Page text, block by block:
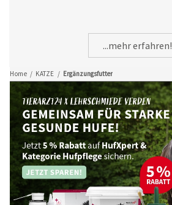
Home / KATZE / Ergänzungsfutter
...mehr erfahren!